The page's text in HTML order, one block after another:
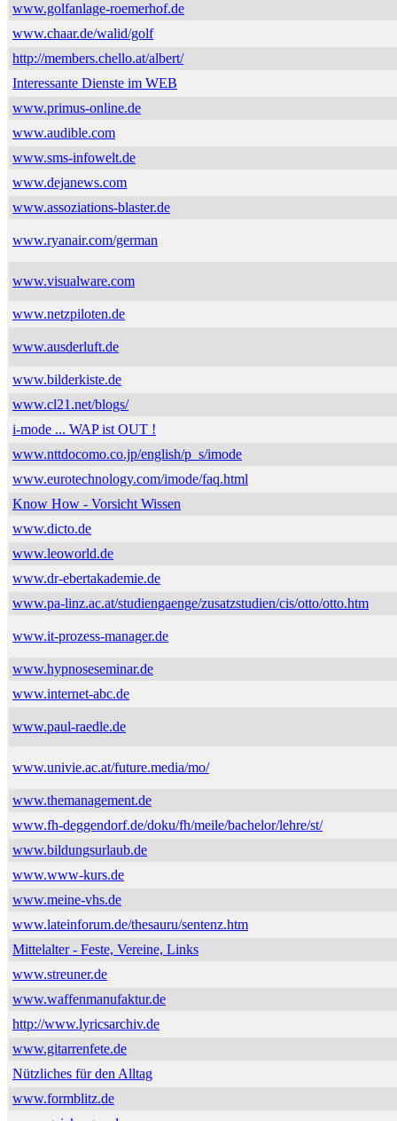
www.golfanlage-roemerhof.de
www.chaar.de/walid/golf
http://members.chello.at/albert/
Interessante Dienste im WEB
www.primus-online.de
www.audible.com
www.sms-infowelt.de
www.dejanews.com
www.assoziations-blaster.de
www.ryanair.com/german
www.visualware.com
www.netzpiloten.de
www.ausderluft.de
www.bilderkiste.de
www.cl21.net/blogs/
i-mode ... WAP ist OUT !
www.nttdocomo.co.jp/english/p_s/imode
www.eurotechnology.com/imode/faq.html
Know How - Vorsicht Wissen
www.dicto.de
www.leoworld.de
www.dr-ebertakademie.de
www.pa-linz.ac.at/studiengaenge/zusatzstudien/cis/otto/otto.htm
www.it-prozess-manager.de
www.hypnoseseminar.de
www.internet-abc.de
www.paul-raedle.de
www.univie.ac.at/future.media/mo/
www.themanagement.de
www.fh-deggendorf.de/doku/fh/meile/bachelor/lehre/st/
www.bildungsurlaub.de
www.www-kurs.de
www.meine-vhs.de
www.lateinforum.de/thesauru/sentenz.htm
Mittelalter - Feste, Vereine, Links
www.streuner.de
www.waffenmanufaktur.de
http://www.lyricsarchiv.de
www.gitarrenfete.de
Nützliches für den Alltag
www.formblitz.de